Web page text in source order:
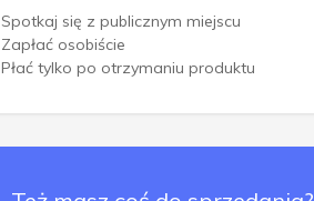
Spotkaj się z publicznym miejscu
Zapłać osobiście
Płać tylko po otrzymaniu produktu